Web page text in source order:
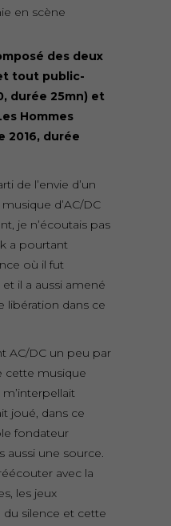
en scène
des deux
tout public-
durée 25mn) et
Hommes
2016, durée
de l’envie d’un
d’AC/DC
je n’écoutais pas
a pourtant
où il fut
il a aussi amené
libération dans ce
AC/DC un peu par
cette musique
joué, dans ce
fondateur
une source.
avec la
les jeux
du silence et cette